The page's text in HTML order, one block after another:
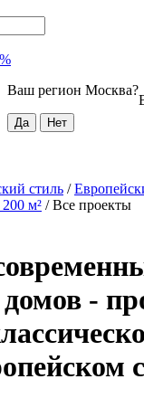
Ваш регион Москва?
стиль /
м² /Все проекты
домов -